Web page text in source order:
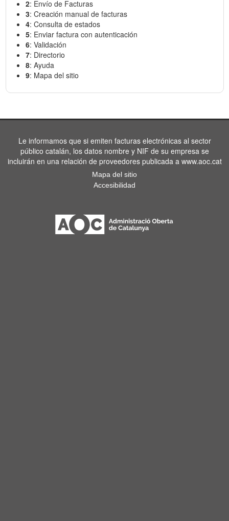
2: Envío de Facturas
3: Creación manual de facturas
4: Consulta de estados
5: Enviar factura con autenticación
6: Validación
7: Directorio
8: Ayuda
9: Mapa del sitio
Le informamos que si emiten facturas electrónicas al sector
público catalán, los datos nombre y NIF de su empresa se
incluirán en una relación de proveedores publicada a www.aoc.cat
Mapa del sitio
Accesibilidad